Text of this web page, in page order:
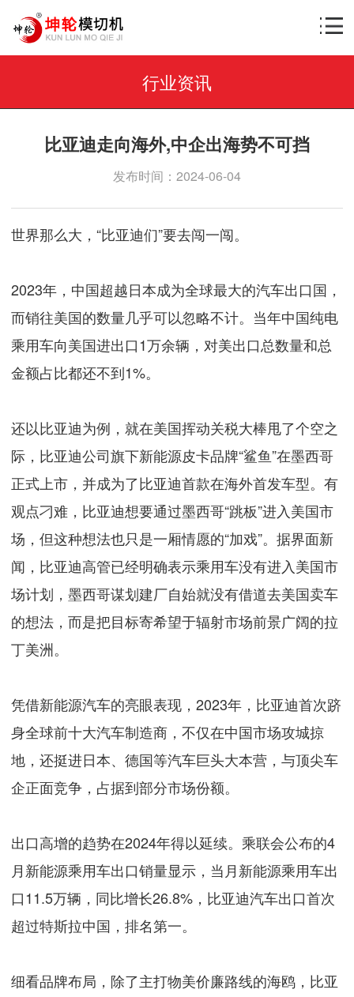
行业资讯
比亚迪走向海外,中企出海势不可挡
发布时间：2024-06-04
世界那么大，“比亚迪们”要去闯一闯。
2023年，中国超越日本成为全球最大的汽车出口国，
而销往美国的数量几乎可以忽略不计。当年中国纯电
乘用车向美国进出口1万余辆，对美出口总数量和总
金额占比都还不到1%。
还以比亚迪为例，就在美国挥动关税大棒甩了个空之
际，比亚迪公司旗下新能源皮卡品牌“鲨鱼”在墨西哥
正式上市，并成为了比亚迪首款在海外首发车型。有
观点刁难，比亚迪想要通过墨西哥“跳板”进入美国市
场，但这种想法也只是一厢情愿的“加戏”。据界面新
闻，比亚迪高管已经明确表示乘用车没有进入美国市
场计划，墨西哥谋划建厂自始就没有借道去美国卖车
的想法，而是把目标寄希望于辐射市场前景广阔的拉
丁美洲。
凭借新能源汽车的亮眼表现，2023年，比亚迪首次跻
身全球前十大汽车制造商，不仅在中国市场攻城掠
地，还挺进日本、德国等汽车巨头大本营，与顶尖车
企正面竞争，占据到部分市场份额。
出口高增的趋势在2024年得以延续。乘联会公布的4
月新能源乘用车出口销量显示，当月新能源乘用车出
口11.5万辆，同比增长26.8%，比亚迪汽车出口首次
超过特斯拉中国，排名第一。
细看品牌布局，除了主打物美价廉路线的海鸥，比亚